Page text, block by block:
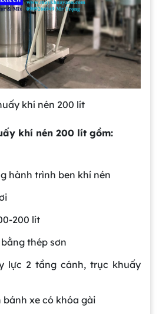
khí nén 200 lít
khí nén 200 lít gồm:
hành trình ben khí nén
200 lít
thép sơn
lực 2 tầng cánh, trục khuấy
bánh xe có khóa gài